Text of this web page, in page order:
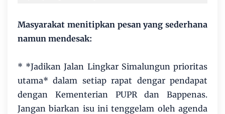
Masyarakat menitipkan pesan yang sederhana
namun mendesak:
* *Jadikan Jalan Lingkar Simalungun prioritas
utama* dalam setiap rapat dengar pendapat
dengan Kementerian PUPR dan Bappenas.
Jangan biarkan isu ini tenggelam oleh agenda